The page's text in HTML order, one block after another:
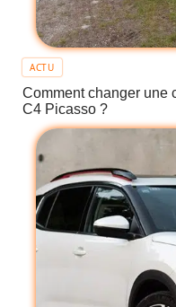
ACTU
Comment changer une
C4 Picasso ?